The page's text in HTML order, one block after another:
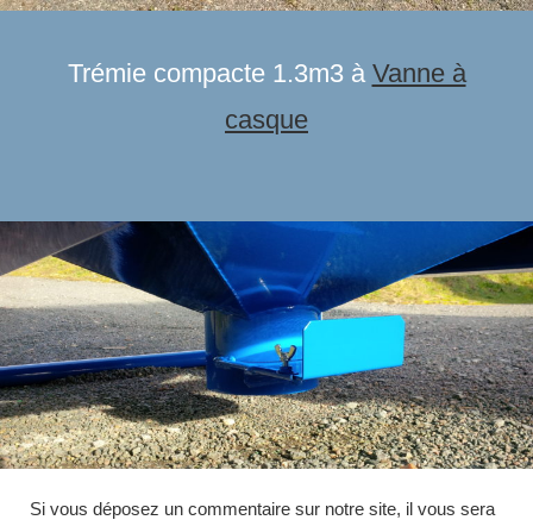
Trémie compacte 1.3m3 à Vanne à
casque
Si vous déposez un commentaire sur notre site, il vous sera